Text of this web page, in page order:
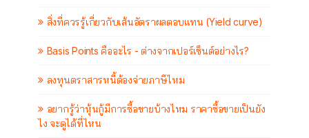
สิ่งที่ควรรู้เกี่ยวกับเส้นอัตราผลตอบแทน (Yield curve)
Basis Points คืออะไร - ต่างจากเปอร์เซ็นต์อย่างไร?
ลงทุนตราสารหนี้ต้องจ่ายภาษีไหม
อยากรู้ว่าหุ้นกู้มีการซื้อขายบ้างไหม ราคาซื้อขายเป็นยัง
ไง จะดูได้ที่ไหน